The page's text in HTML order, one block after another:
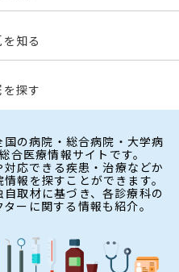
を知る
を探す
の病院・総合病院・大学病
合医療情報サイトです。
応できる疾患・治療などか
報を探すことができます。
取材に基づき、各診療科の
ーに関する情報も紹介。